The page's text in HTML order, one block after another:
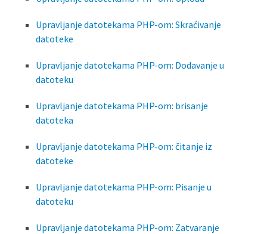
Upravljanje datotekama PHP-om: Skraćivanje
datoteke
Upravljanje datotekama PHP-om: Dodavanje u
datoteku
Upravljanje datotekama PHP-om: brisanje
datoteka
Upravljanje datotekama PHP-om: čitanje iz
datoteke
Upravljanje datotekama PHP-om: Pisanje u
datoteku
Upravljanje datotekama PHP-om: Zatvaranje